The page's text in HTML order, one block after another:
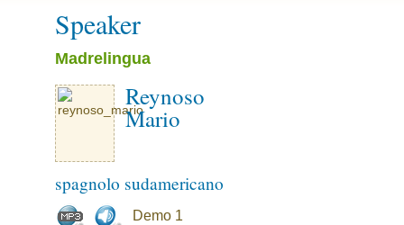
Speaker
Madrelingua
Reynoso
Mario
spagnolo sudamericano
Demo 1